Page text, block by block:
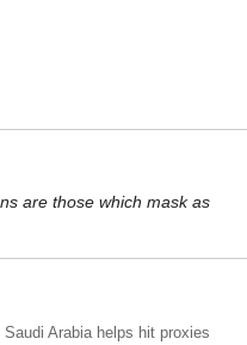
are those which mask as
Arabia helps hit proxies